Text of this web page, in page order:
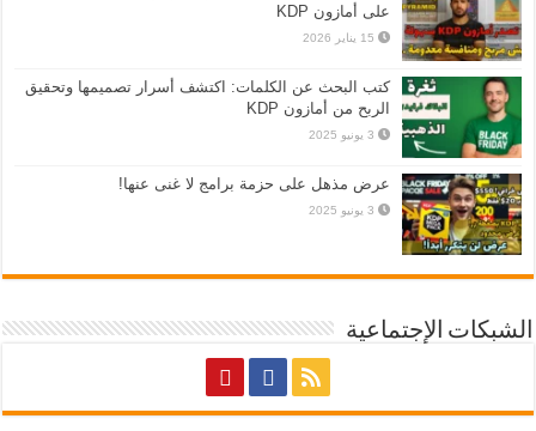
على أمازون KDP
15 يناير 2026
كتب البحث عن الكلمات: اكتشف أسرار تصميمها وتحقيق
الربح من أمازون KDP
3 يونيو 2025
عرض مذهل على حزمة برامج لا غنى عنها!
3 يونيو 2025
الشبكات الإجتماعية